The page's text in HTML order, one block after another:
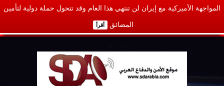
المواجهة الأميركية مع إيران لن تنتهي هذا العام وقد تتحول حملة دولية لتأمين
المضائق أقرأ